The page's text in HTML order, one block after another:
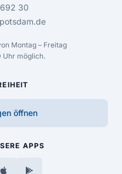
30
Montag – Freitag
Uhr möglich.
öffnen
APPS